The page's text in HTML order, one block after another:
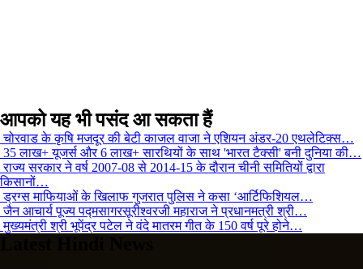
आपको यह भी पसंद आ सकता हैं
चोरवाड के कृषि मजदूर की बेटी काजल वाजा ने एशियन अंडर-20 एथलेटिक्स…
35 लाख+ यूजर्स और 6 लाख+ सारथियों के साथ 'भारत टैक्सी' बनी दुनिया की…
राज्य सरकार ने वर्ष 2007-08 से 2014-15 के दौरान चीनी समितियों द्वारा
किसानों…
ड्रग्स माफियाओं के खिलाफ गुजरात पुलिस ने कसा ‘आर्टिफिशियल…
जैन आचार्य पूज्य पद्मसागरसूरीश्वरजी महाराज ने प्रधानमत्री श्री…
मुख्यमंत्री श्री भूपेंद्र पटेल ने वंदे मातरम गीत के 150 वर्ष पूरे होने…